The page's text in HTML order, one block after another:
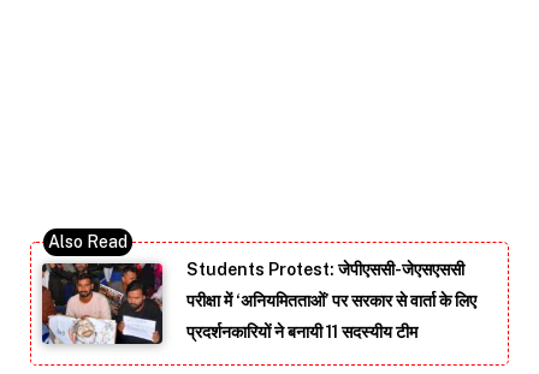
Students Protest: जेपीएससी-जेएसएससी
परीक्षा में ‘अनियमितताओं’ पर सरकार से वार्ता के लिए
प्रदर्शनकारियों ने बनायी 11 सदस्यीय टीम